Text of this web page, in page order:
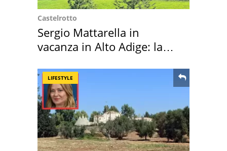
Castelrotto
Sergio Mattarella in
vacanza in Alto Adige: la
LIFESTYLE